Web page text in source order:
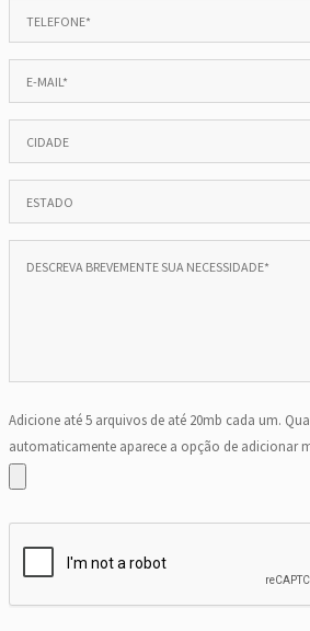
Adicione até 5 arquivos de até 20mb cada um.
automaticamente aparece a opção de adicionar